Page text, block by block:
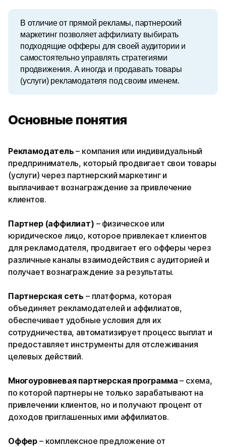
В отличие от прямой рекламы, партнерский
маркетинг позволяет аффилиату выбирать
подходящие офферы для своей аудитории и
самостоятельно управлять стратегиями
продвижения. А иногда и продавать товары
(услуги) рекламодателя под своим именем.
Основные понятия
Рекламодатель– компания или индивидуальный
предприниматель, который продвигает свои товары
(услуги) через партнерский маркетинг и
выплачивает вознаграждение за привлечение
клиентов.
Партнер (аффилиат) – физическое или
юридическое лицо, которое привлекает клиентов
для рекламодателя, продвигает его офферы через
различные каналы взаимодействия с аудиторией и
получает вознаграждение за результаты.
Партнерская сеть – платформа, которая
объединяет рекламодателей и аффилиатов,
обеспечивает удобные условия для их
сотрудничества, автоматизирует процесс выплат и
предоставляет инструменты для отслеживания
целевых действий.
Многоуровневая партнерская программа– схема,
по которой партнеры не только зарабатывают на
привлечении клиентов, но и получают процент от
доходов приглашенных ими аффилиатов.
Оффер – комплексное предложение от